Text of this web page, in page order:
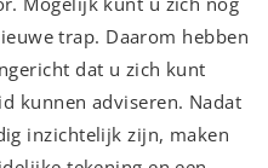
trap. Daarom hebben
dat u zich kunt
kunnen adviseren. Nadat
inzichtelijk zijn, maken